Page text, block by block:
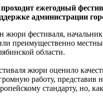
ежегодный
администрации
жюри фестиваля,
преимущественно
области.
жюри оценило
работу, представив
стандарту, но,